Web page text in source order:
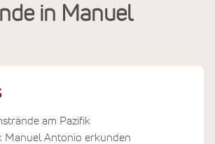
in Manuel
am Pazifik
Manuel Antonio erkunden